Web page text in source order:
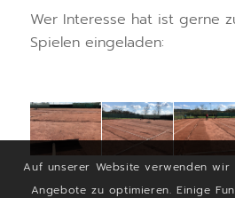
Wer Interesse hat ist gerne
Spielen eingeladen:
Auf unserer Website verwenden wir
Angebote zu optimieren. Einige